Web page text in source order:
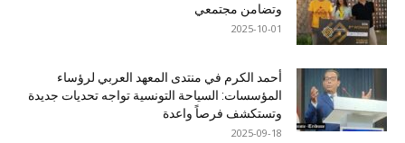
وتضامن مجتمعي
2025-10-01
أحمد الكرم في منتدى المعهد العربي لرؤساء
المؤسسات: السياحة التونسية تواجه تحديات جديدة
وتستكشف فرصاً واعدة
2025-09-18